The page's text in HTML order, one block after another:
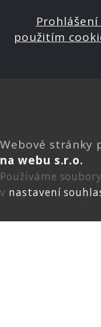
použitím
Webové stránky
na webu s.r.o.
Používáme
v nastavení